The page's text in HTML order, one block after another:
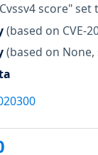
score" set
(based on CVE-
(based on